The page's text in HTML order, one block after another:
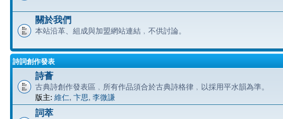
關於我們
本站沿革、組成與加盟網站連結﹐不供討論。
詩詞創作發表
詩薈
古典詩創作發表區﹐所有作品須合於古典詩格律﹐以採用平水韻為準。
版主: 維仁, 卞思, 李微謙
詞萃